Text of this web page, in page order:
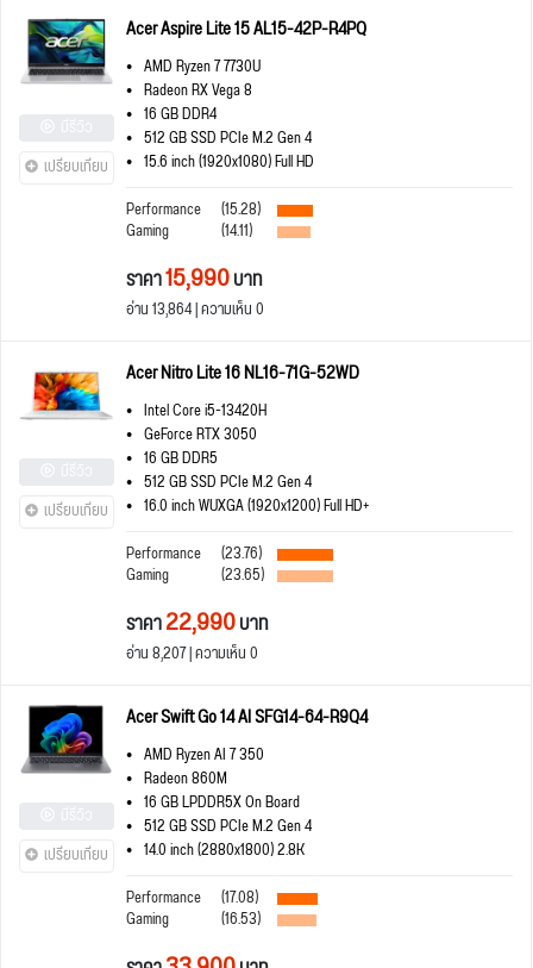
เปรียบเทียบ
Acer Aspire Lite 15 AL15-42P-R4PQ
AMD Ryzen 7 7730U
Radeon RX Vega 8
16 GB DDR4
512 GB SSD PCIe M.2 Gen 4
15.6 inch (1920x1080) Full HD
Performance
(15.28)
Gaming (14.11)
ราคา15,990บาท
อ่าน 13,864 | ความเห็น 0
เปรียบเทียบ
Acer Nitro Lite 16 NL16-71G-52WD
Intel Core i5-13420H
GeForce RTX 3050
16 GB DDR5
512 GB SSD PCIe M.2 Gen 4
16.0 inch WUXGA (1920x1200) Full HD+
Performance
(23.76)
Gaming (23.65)
ราคา22,990บาท
อ่าน 8,207 | ความเห็น 0
เปรียบเทียบ
Acer Swift Go 14 AI SFG14-64-R9Q4
AMD Ryzen AI 7 350
Radeon 860M
16 GB LPDDR5X On Board
512 GB SSD PCIe M.2 Gen 4
14.0 inch (2880x1800) 2.8K
Performance
(17.08)
Gaming (16.53)